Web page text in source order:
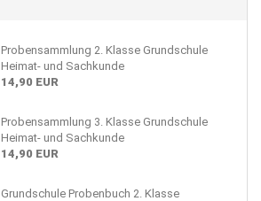
Probensammlung 2. Klasse Grundschule
Heimat- und Sachkunde
14,90 EUR
Probensammlung 3. Klasse Grundschule
Heimat- und Sachkunde
14,90 EUR
Grundschule Probenbuch 2. Klasse